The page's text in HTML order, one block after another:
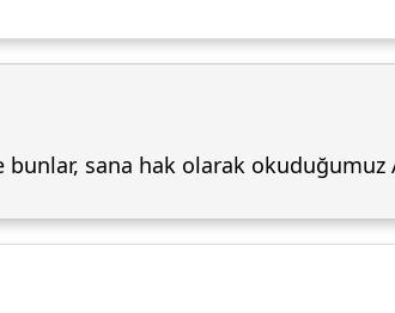
bunlar, sana hak olarak okuduğumuz